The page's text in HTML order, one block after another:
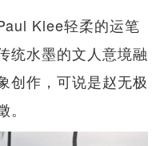
Klee轻柔的运笔
统水墨的文人意境融
创作，可说是赵无极